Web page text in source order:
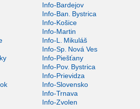
Info-Bardejov
Info-Ban. Bystrica
Info-Košice
Info-Martin
Info-L. Mikuláš
Info-Sp. Nová Ves
Info-Piešťany
Info-Pov. Bystrica
Info-Prievidza
Info-Slovensko
Info-Trnava
Info-Zvolen